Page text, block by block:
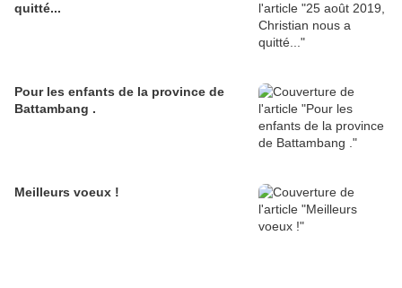
quitté...
Pour les enfants de la province de
Battambang .
Meilleurs voeux !